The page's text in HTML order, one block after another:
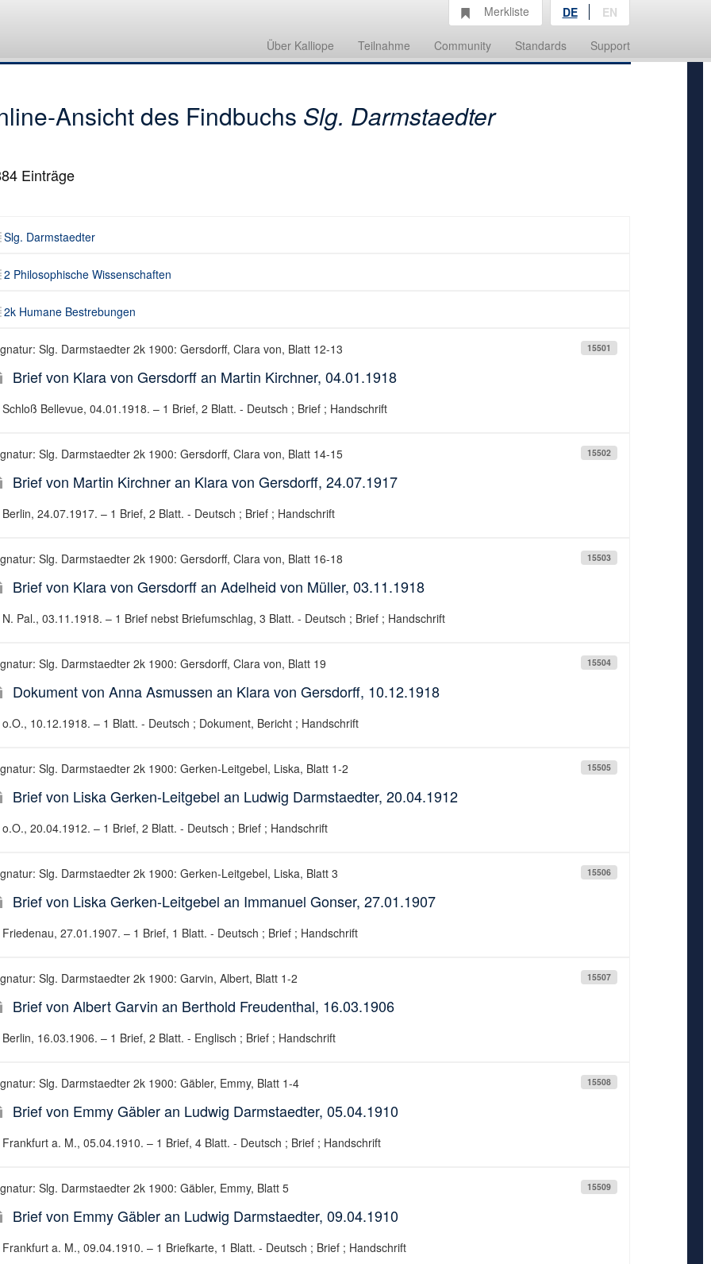
Über Kalliope Teilnahme Community Standards Support
Merkliste DE EN
Ansicht des Findbuchs Slg. Darmstaedter
Einträge
Slg. Darmstaedter
2 Philosophische Wissenschaften
2k Humane Bestrebungen
15501
Slg. Darmstaedter 2k 1900: Gersdorff, Clara von, Blatt 12-13
Brief von Klara von Gersdorff an Martin Kirchner, 04.01.1918
Schloß Bellevue, 04.01.1918. – 1 Brief, 2 Blatt. - Deutsch ; Brief ; Handschrift
15502
Slg. Darmstaedter 2k 1900: Gersdorff, Clara von, Blatt 14-15
Brief von Martin Kirchner an Klara von Gersdorff, 24.07.1917
Berlin, 24.07.1917. – 1 Brief, 2 Blatt. - Deutsch ; Brief ; Handschrift
15503
Slg. Darmstaedter 2k 1900: Gersdorff, Clara von, Blatt 16-18
Brief von Klara von Gersdorff an Adelheid von Müller, 03.11.1918
N. Pal., 03.11.1918. – 1 Brief nebst Briefumschlag, 3 Blatt. - Deutsch ; Brief ; Handschrift
15504
Slg. Darmstaedter 2k 1900: Gersdorff, Clara von, Blatt 19
Dokument von Anna Asmussen an Klara von Gersdorff, 10.12.1918
o.O., 10.12.1918. – 1 Blatt. - Deutsch ; Dokument, Bericht ; Handschrift
15505
Slg. Darmstaedter 2k 1900: Gerken-Leitgebel, Liska, Blatt 1-2
Brief von Liska Gerken-Leitgebel an Ludwig Darmstaedter, 20.04.1912
o.O., 20.04.1912. – 1 Brief, 2 Blatt. - Deutsch ; Brief ; Handschrift
15506
Slg. Darmstaedter 2k 1900: Gerken-Leitgebel, Liska, Blatt 3
Brief von Liska Gerken-Leitgebel an Immanuel Gonser, 27.01.1907
Friedenau, 27.01.1907. – 1 Brief, 1 Blatt. - Deutsch ; Brief ; Handschrift
15507
Slg. Darmstaedter 2k 1900: Garvin, Albert, Blatt 1-2
Brief von Albert Garvin an Berthold Freudenthal, 16.03.1906
Berlin, 16.03.1906. – 1 Brief, 2 Blatt. - Englisch ; Brief ; Handschrift
15508
Slg. Darmstaedter 2k 1900: Gäbler, Emmy, Blatt 1-4
Brief von Emmy Gäbler an Ludwig Darmstaedter, 05.04.1910
Frankfurt a. M., 05.04.1910. – 1 Brief, 4 Blatt. - Deutsch ; Brief ; Handschrift
15509
Slg. Darmstaedter 2k 1900: Gäbler, Emmy, Blatt 5
Brief von Emmy Gäbler an Ludwig Darmstaedter, 09.04.1910
Frankfurt a. M., 09.04.1910. – 1 Briefkarte, 1 Blatt. - Deutsch ; Brief ; Handschrift